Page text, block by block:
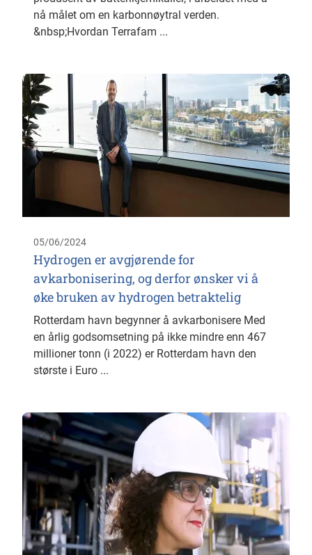
nå målet om en karbonnøytral verden.
&nbsp;Hvordan Terrafam ...
05/06/2024
Hydrogen er avgjørende for
avkarbonisering, og derfor ønsker vi å
øke bruken av hydrogen betraktelig
Rotterdam havn begynner å avkarbonisere Med
en årlig godsomsetning på ikke mindre enn 467
millioner tonn (i 2022) er Rotterdam havn den
største i Euro ...